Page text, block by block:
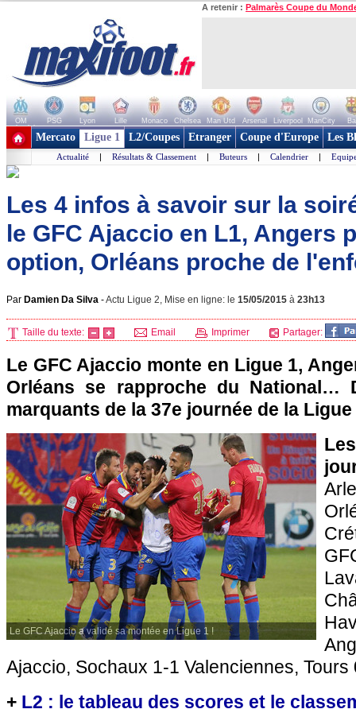
A retenir : Palmarès Coupe du
OM PSG Lyon Lille Monaco Chelsea Man Utd Arsenal Liverpool ManCity
+ de clubs
Mercato Ligue 1 L2/Coupes Etranger Coupe d'Europe Les
Actualité | Résultats & Classement | Buteurs | Calendrier |
Les 4 infos à savoir sur la
le GFC Ajaccio en L1, Angers
option, Orléans proche de
Par Damien Da Silva -Actu Ligue 2, Mise en ligne: le 15/05/2015 à 23h13
Taille du texte: Email Imprimer Partager:
Le GFC Ajaccio monte en Ligue 1,
Orléans se rapproche du National…
marquants de la 37e journée de la Ligue
Le GFC Ajaccio a validé sa montée en Ligue 1 !
Ajaccio, Sochaux 1-1 Valenciennes, Tours
+ L2 : le tableau des scores et le